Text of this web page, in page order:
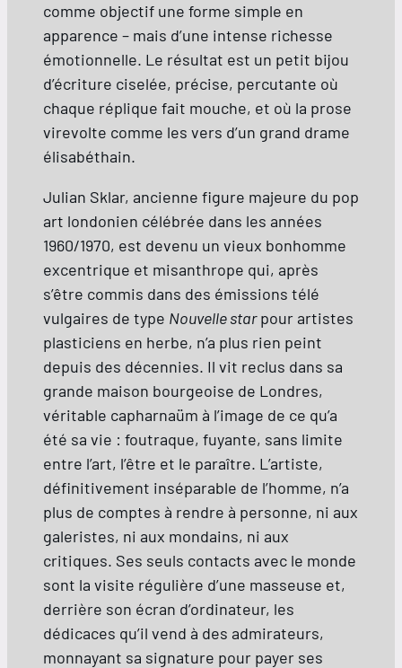
comme objectif une forme simple en
apparence – mais d’une intense richesse
émotionnelle. Le résultat est un petit bijou
d’écriture ciselée, précise, percutante où
chaque réplique fait mouche, et où la prose
virevolte comme les vers d’un grand drame
élisabéthain.
Julian Sklar, ancienne figure majeure du pop
art londonien célébrée dans les années
1960/1970, est devenu un vieux bonhomme
excentrique et misanthrope qui, après
s’être commis dans des émissions télé
vulgaires de type Nouvelle starpour artistes
plasticiens en herbe, n’a plus rien peint
depuis des décennies. Il vit reclus dans sa
grande maison bourgeoise de Londres,
véritable capharnaüm à l’image de ce qu’a
été sa vie : foutraque, fuyante, sans limite
entre l’art, l’être et le paraître. L’artiste,
définitivement inséparable de l’homme, n’a
plus de comptes à rendre à personne, ni aux
galeristes, ni aux mondains, ni aux
critiques. Ses seuls contacts avec le monde
sont la visite régulière d’une masseuse et,
derrière son écran d’ordinateur, les
dédicaces qu’il vend à des admirateurs,
monnayant sa signature pour payer ses